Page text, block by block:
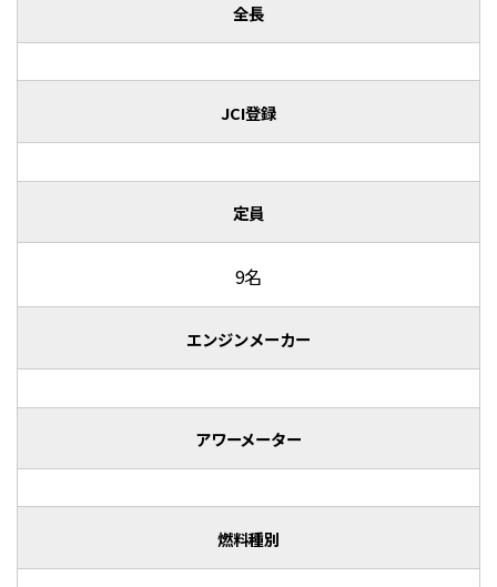
全長
JCI登録
定員
9名
エンジンメーカー
アワーメーター
燃料種別